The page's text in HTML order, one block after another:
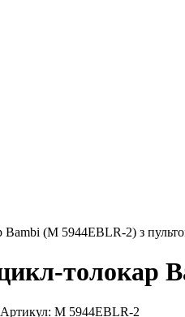
(M 5944EBLR-2) з
толокар
Артикул: M 5944EBLR-2